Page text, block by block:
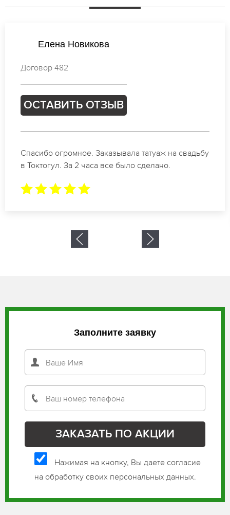
Мария Смирнова
Договор 138
ОСТАВИТЬ ОТЗЫВ
Отличные специалисты своего дела по
коррекции бровей в Токтогул. Замечательный
Заполните заявку
Нажимая на кнопку, Вы даете согласие
на обработку своих персональных данных.